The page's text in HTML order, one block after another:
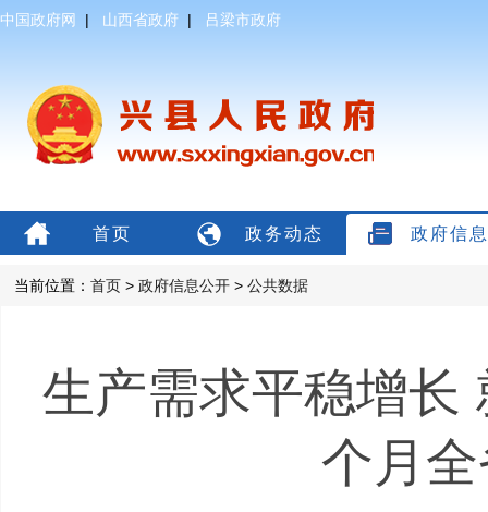
中国政府网 | 山西省政府 | 吕梁市政府
首页 政务动态 政府信
当前位置： 首页 > 政府信息公开 > 公共数据
生产需求平稳增
个月